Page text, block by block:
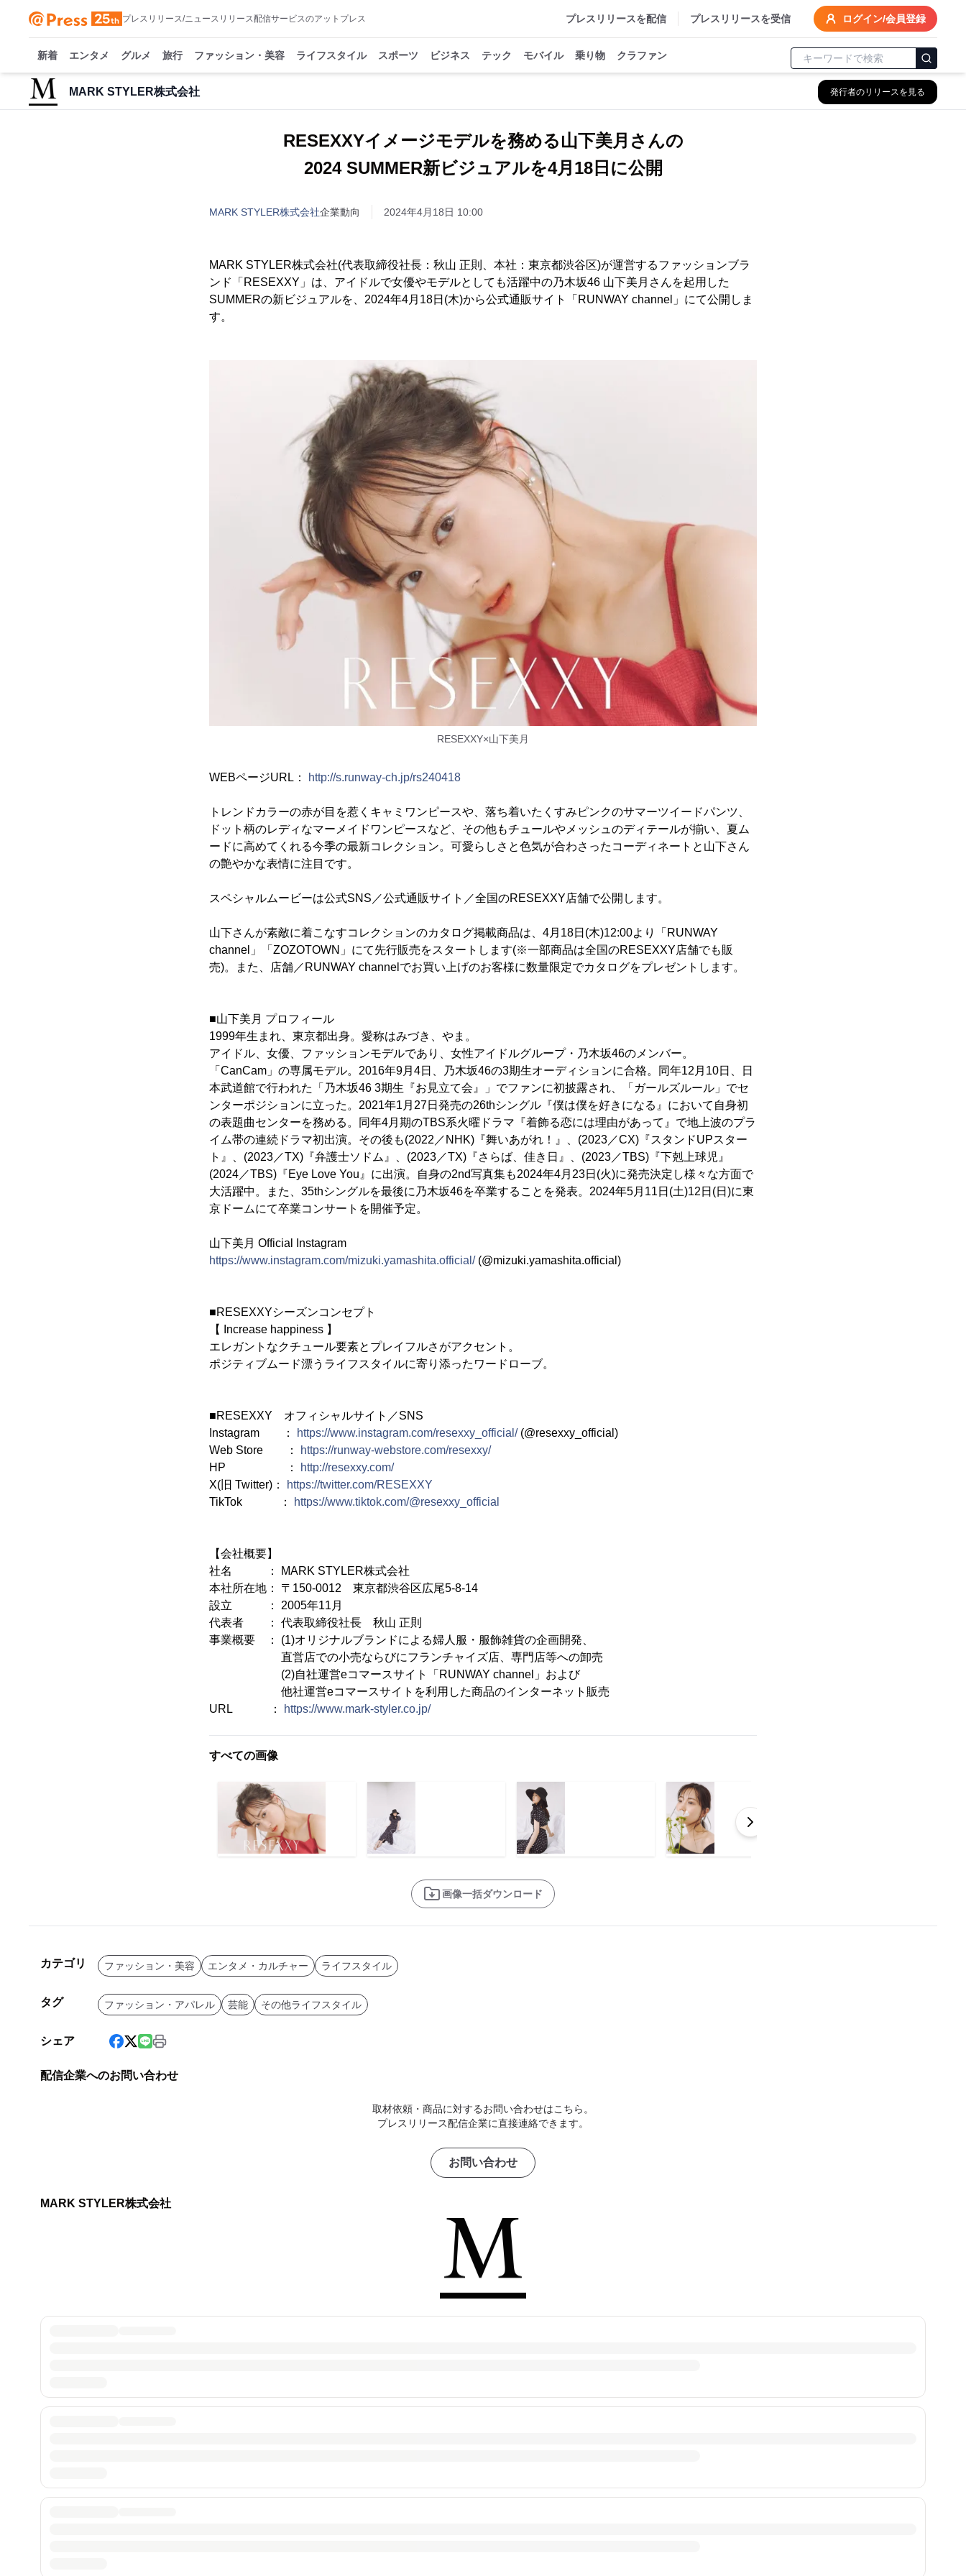
プレスリリース/ニュースリリース配信サービスのアットプレス プレスリリースを配信 プレスリリースを受信 ログイン/会員登録
新着 エンタメ グルメ 旅行 ファッション・美容 ライフスタイル スポーツ ビジネス テック モバイル 乗り物 クラファン
MARK STYLER株式会社 発行者のリリースを見る
RESEXXYイメージモデルを務める山下美月さんの
2024 SUMMER新ビジュアルを4月18日に公開
MARK STYLER株式会社企業動向 2024年4月18日 10:00
MARK STYLER株式会社(代表取締役社長：秋山 正則、本社：東京都渋谷区)が運営するファッションブラ
ンド「RESEXXY」は、アイドルで女優やモデルとしても活躍中の乃木坂46 山下美月さんを起用した
SUMMERの新ビジュアルを、2024年4月18日(木)から公式通販サイト「RUNWAY channel」にて公開しま
す。
RESEXXY×山下美月
WEBページURL： http://s.runway-ch.jp/rs240418
トレンドカラーの赤が目を惹くキャミワンピースや、落ち着いたくすみピンクのサマーツイードパンツ、
ドット柄のレディなマーメイドワンピースなど、その他もチュールやメッシュのディテールが揃い、夏ム
ードに高めてくれる今季の最新コレクション。可愛らしさと色気が合わさったコーディネートと山下さん
の艶やかな表情に注目です。
スペシャルムービーは公式SNS／公式通販サイト／全国のRESEXXY店舗で公開します。
山下さんが素敵に着こなすコレクションのカタログ掲載商品は、4月18日(木)12:00より「RUNWAY
channel」「ZOZOTOWN」にて先行販売をスタートします(※一部商品は全国のRESEXXY店舗でも販
売)。また、店舗／RUNWAY channelでお買い上げのお客様に数量限定でカタログをプレゼントします。
■山下美月 プロフィール
1999年生まれ、東京都出身。愛称はみづき、やま。
アイドル、女優、ファッションモデルであり、女性アイドルグループ・乃木坂46のメンバー。
「CanCam」の専属モデル。2016年9月4日、乃木坂46の3期生オーディションに合格。同年12月10日、日
本武道館で行われた「乃木坂46 3期生『お見立て会』」でファンに初披露され、「ガールズルール」でセ
ンターポジションに立った。2021年1月27日発売の26thシングル『僕は僕を好きになる』において自身初
の表題曲センターを務める。同年4月期のTBS系火曜ドラマ『着飾る恋には理由があって』で地上波のプラ
イム帯の連続ドラマ初出演。その後も(2022／NHK)『舞いあがれ！』、(2023／CX)『スタンドUPスター
ト』、(2023／TX)『弁護士ソドム』、(2023／TX)『さらば、佳き日』、(2023／TBS)『下剋上球児』
(2024／TBS)『Eye Love You』に出演。自身の2nd写真集も2024年4月23日(火)に発売決定し様々な方面で
大活躍中。また、35thシングルを最後に乃木坂46を卒業することを発表。2024年5月11日(土)12日(日)に東
京ドームにて卒業コンサートを開催予定。
山下美月 Official Instagram
https://www.instagram.com/mizuki.yamashita.official/(@mizuki.yamashita.official)
■RESEXXYシーズンコンセプト
【 Increase happiness 】
エレガントなクチュール要素とプレイフルさがアクセント。
ポジティブムード漂うライフスタイルに寄り添ったワードローブ。
■RESEXXY オフィシャルサイト／SNS
Instagram ：
https://www.instagram.com/resexxy_official/(@resexxy_official)
Web Store ：
https://runway-webstore.com/resexxy/
HP ：
http://resexxy.com/
X(旧 Twitter)：
https://twitter.com/RESEXXY
TikTok ：
https://www.tiktok.com/@resexxy_official
【会社概要】
社名 ： MARK STYLER株式会社
本社所在地： 〒150-0012 東京都渋谷区広尾5-8-14
設立 ： 2005年11月
代表者 ： 代表取締役社長 秋山 正則
事業概要 ： (1)オリジナルブランドによる婦人服・服飾雑貨の企画開発、
直営店での小売ならびにフランチャイズ店、専門店等への卸売
(2)自社運営eコマースサイト「RUNWAY channel」および
他社運営eコマースサイトを利用した商品のインターネット販売
URL ：
https://www.mark-styler.co.jp/
すべての画像
画像一括ダウンロード
カテゴリ ファッション・美容 エンタメ・カルチャー ライフスタイル
タグ ファッション・アパレル 芸能 その他ライフスタイル
シェア
配信企業へのお問い合わせ
取材依頼・商品に対するお問い合わせはこちら。
プレスリリース配信企業に直接連絡できます。
お問い合わせ
MARK STYLER株式会社